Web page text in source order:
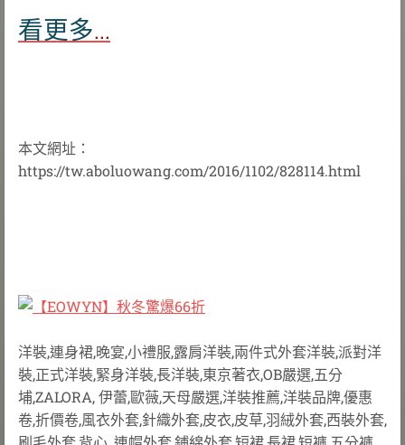
看更多...
本文網址：
https://tw.aboluowang.com/2016/1102/828114.html
洋裝,連身裙,晚宴,小禮服,露肩洋裝,兩件式外套洋裝,派對洋
裝,正式洋裝,緊身洋裝,長洋裝,東京著衣,OB嚴選,五分
埔,ZALORA, 伊蕾,歐薇,天母嚴選,洋裝推薦,洋裝品牌,優惠
卷,折價卷,風衣外套,針織外套,皮衣,皮草,羽絨外套,西裝外套,